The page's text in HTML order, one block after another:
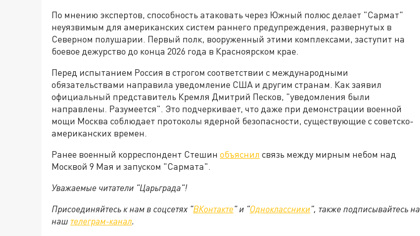
По мнению экспертов, способность атаковать через Южный полюс делает "Сармат"
неуязвимым для американских систем раннего предупреждения, развернутых в
Северном полушарии. Первый полк, вооруженный этими комплексами, заступит на
боевое дежурство до конца 2026 года в Красноярском крае.
Перед испытанием Россия в строгом соответствии с международными
обязательствами направила уведомление США и другим странам. Как заявил
официальный представитель Кремля Дмитрий Песков, "уведомления были
направлены. Разумеется". Это подчеркивает, что даже при демонстрации военной
мощи Москва соблюдает протоколы ядерной безопасности, существующие с советско-
американских времен.
Ранее военный корреспондент Стешин объяснил связь между мирным небом над
Москвой 9 Мая и запуском "Сармата".
Уважаемые читатели "Царьграда"!
Присоединяйтесь к нам в соцсетях "ВКонтакте" и "Одноклассники", также подписывайтесь на
наш телеграм-канал.